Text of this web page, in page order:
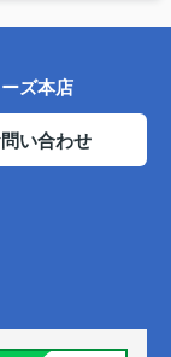
ズ本店
い合わせ